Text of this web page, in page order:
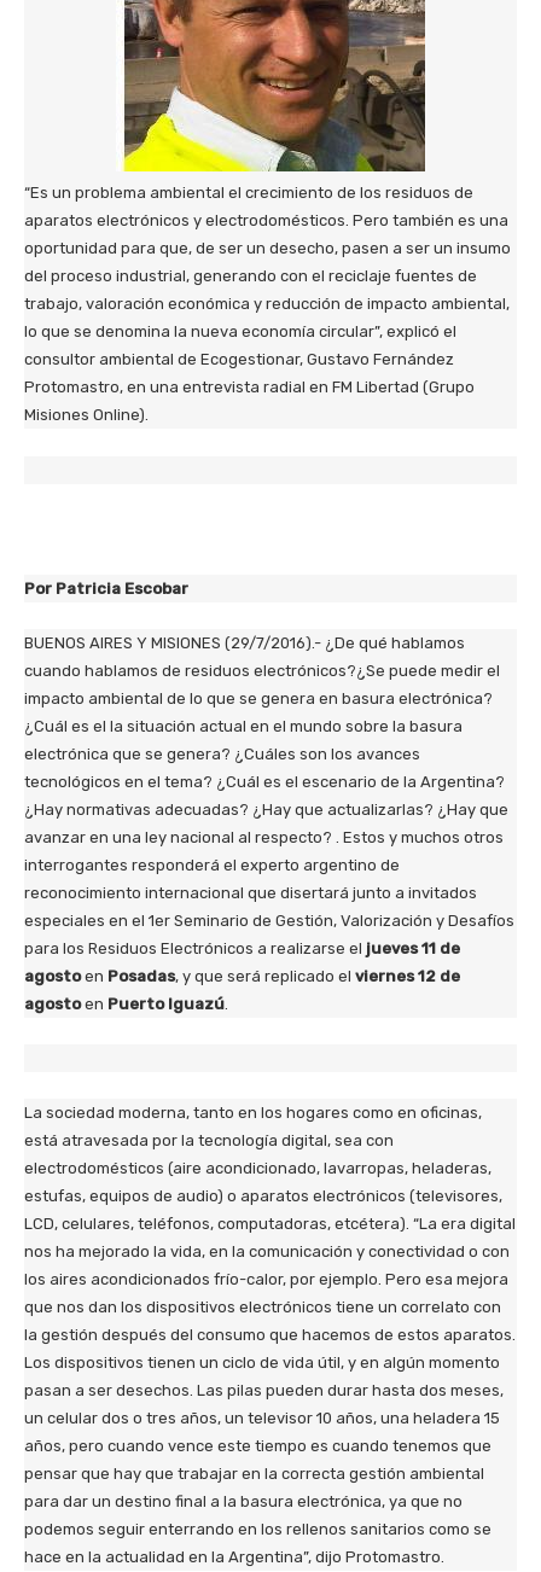
“Es un problema ambiental el crecimiento de los residuos de
aparatos electrónicos y electrodomésticos. Pero también es una
oportunidad para que, de ser un desecho, pasen a ser un insumo
del proceso industrial, generando con el reciclaje fuentes de
trabajo, valoración económica y reducción de impacto ambiental,
lo que se denomina la nueva economía circular”, explicó el
consultor ambiental de Ecogestionar, Gustavo Fernández
Protomastro, en una entrevista radial en FM Libertad (Grupo
Misiones Online).
Por Patricia Escobar
BUENOS AIRES Y MISIONES (29/7/2016).- ¿De qué hablamos
cuando hablamos de residuos electrónicos?¿Se puede medir el
impacto ambiental de lo que se genera en basura electrónica?
¿Cuál es el la situación actual en el mundo sobre la basura
electrónica que se genera? ¿Cuáles son los avances
tecnológicos en el tema? ¿Cuál es el escenario de la Argentina?
¿Hay normativas adecuadas? ¿Hay que actualizarlas? ¿Hay que
avanzar en una ley nacional al respecto? . Estos y muchos otros
interrogantes responderá el experto argentino de
reconocimiento internacional que disertará junto a invitados
especiales en el 1er Seminario de Gestión, Valorización y Desafíos
para los Residuos Electrónicos a realizarse el jueves 11 de
agostoen Posadas, y que será replicado el viernes 12 de
agostoen Puerto Iguazú
La sociedad moderna, tanto en los hogares como en oficinas,
está atravesada por la tecnología digital, sea con
electrodomésticos (aire acondicionado, lavarropas, heladeras,
estufas, equipos de audio) o aparatos electrónicos (televisores,
LCD, celulares, teléfonos, computadoras, etcétera). “La era digital
nos ha mejorado la vida, en la comunicación y conectividad o con
los aires acondicionados frío-calor, por ejemplo. Pero esa mejora
que nos dan los dispositivos electrónicos tiene un correlato con
la gestión después del consumo que hacemos de estos aparatos.
Los dispositivos tienen un ciclo de vida útil, y en algún momento
pasan a ser desechos. Las pilas pueden durar hasta dos meses,
un celular dos o tres años, un televisor 10 años, una heladera 15
años, pero cuando vence este tiempo es cuando tenemos que
pensar que hay que trabajar en la correcta gestión ambiental
para dar un destino final a la basura electrónica, ya que no
podemos seguir enterrando en los rellenos sanitarios como se
hace en la actualidad en la Argentina”, dijo Protomastro.